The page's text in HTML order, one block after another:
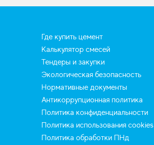
Где купить цемент
Калькулятор смесей
Тендеры и закупки
Экологическая безопасность
Нормативные документы
Антикоррупционная политика
Политика конфиденциальности
Политика использования cookies
Политика обработки ПНд